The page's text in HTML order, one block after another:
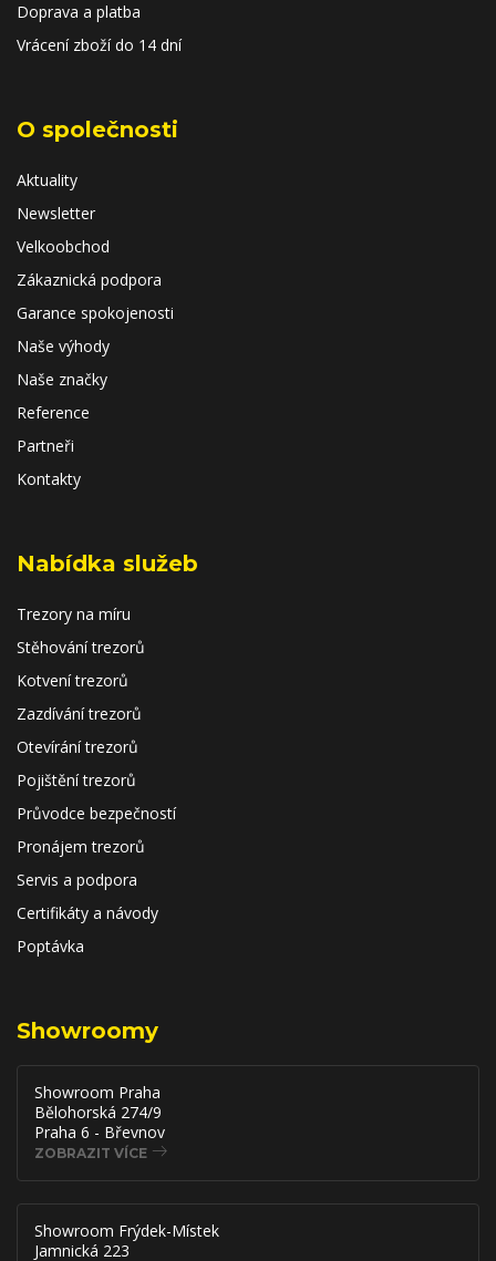
Doprava a platba
Vrácení zboží do 14 dní
O společnosti
Aktuality
Newsletter
Velkoobchod
Zákaznická podpora
Garance spokojenosti
Naše výhody
Naše značky
Reference
Partneři
Kontakty
Nabídka služeb
Trezory na míru
Stěhování trezorů
Kotvení trezorů
Zazdívání trezorů
Otevírání trezorů
Pojištění trezorů
Průvodce bezpečností
Pronájem trezorů
Servis a podpora
Certifikáty a návody
Poptávka
Showroomy
Showroom Praha
Bělohorská 274/9
Praha 6 - Břevnov
ZOBRAZIT VÍCE
Showroom Frýdek-Místek
Jamnická 223